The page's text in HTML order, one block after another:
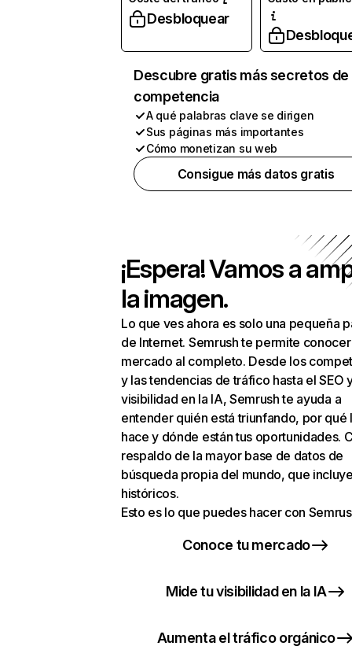
Desbloquear
Descubre gratis más secretos de
competencia
A qué palabras clave se dirigen
Sus páginas más importantes
Cómo monetizan su web
Consigue más datos gratis
¡Espera! Vamos a
la imagen.
Lo que ves ahora es solo una pequeña
de Internet. Semrush te permite
mercado al completo. Desde los
y las tendencias de tráfico hasta el SEO
visibilidad en la IA, Semrush te ayuda a
entender quién está triunfando, por qué
hace y dónde están tus oportunidades.
respaldo de la mayor base de datos de
búsqueda propia del mundo, que
históricos.
Esto es lo que puedes hacer con
Conoce tu mercado
Mide tu visibilidad en la IA
Aumenta el tráfico orgánico